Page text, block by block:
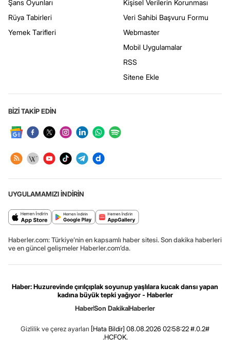
Şans Oyunları
Rüya Tabirleri
Yemek Tarifleri
Kişisel Verilerin Korunması
Veri Sahibi Başvuru Formu
Webmaster
Mobil Uygulamalar
RSS
Sitene Ekle
BİZİ TAKİP EDİN
UYGULAMAMIZI İNDİRİN
Haberler.com: Türkiye’nin en kapsamlı haber sitesi. Son dakika haberleri
ve en güncel gelişmeler Haberler.com’da.
Haber: Huzurevinde çırılçıplak soyunup yaşlılara kucak dansı yapan
kadına büyük tepki yağıyor - Haberler
HaberSon DakikaHaberler
Gizlilik ve çerez ayarları [Hata Bildir] 08.08.2026 02:58:22 #.0.2#
.HCFOK.